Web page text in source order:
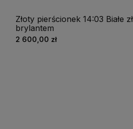
Złoty pierścionek 14:03 Białe
brylantem
2 600,00 zł